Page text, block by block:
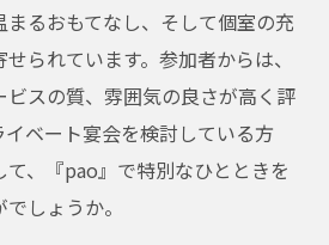
るおもてなし、そして個室の充
られています。参加者からは、
スの質、雰囲気の良さが高く評
ベート宴会を検討している方
、『pao』で特別なひとときを
しょうか。